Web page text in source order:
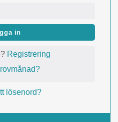
in
Registrering
lösenord?